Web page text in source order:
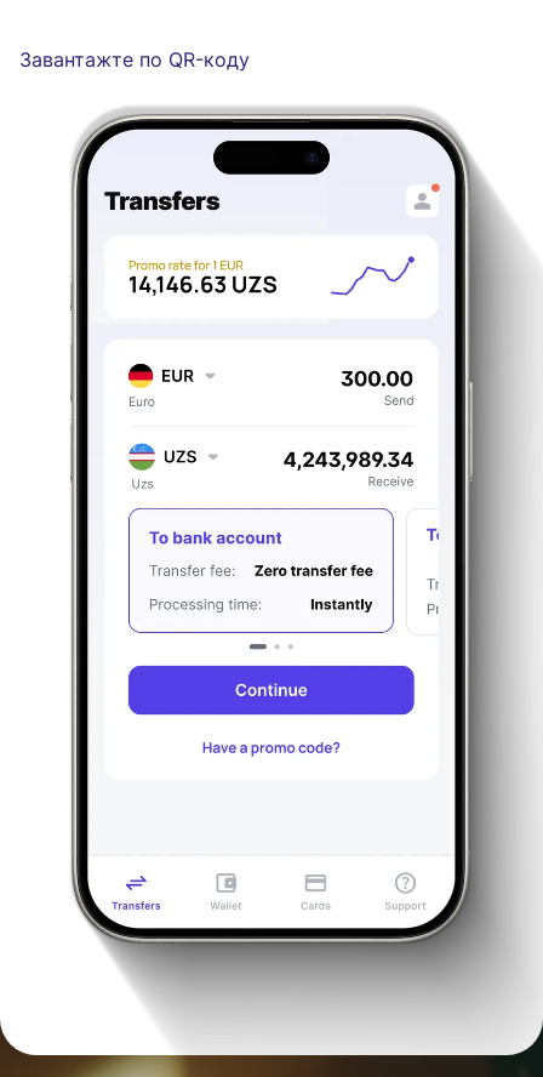
Завантажте по QR-коду